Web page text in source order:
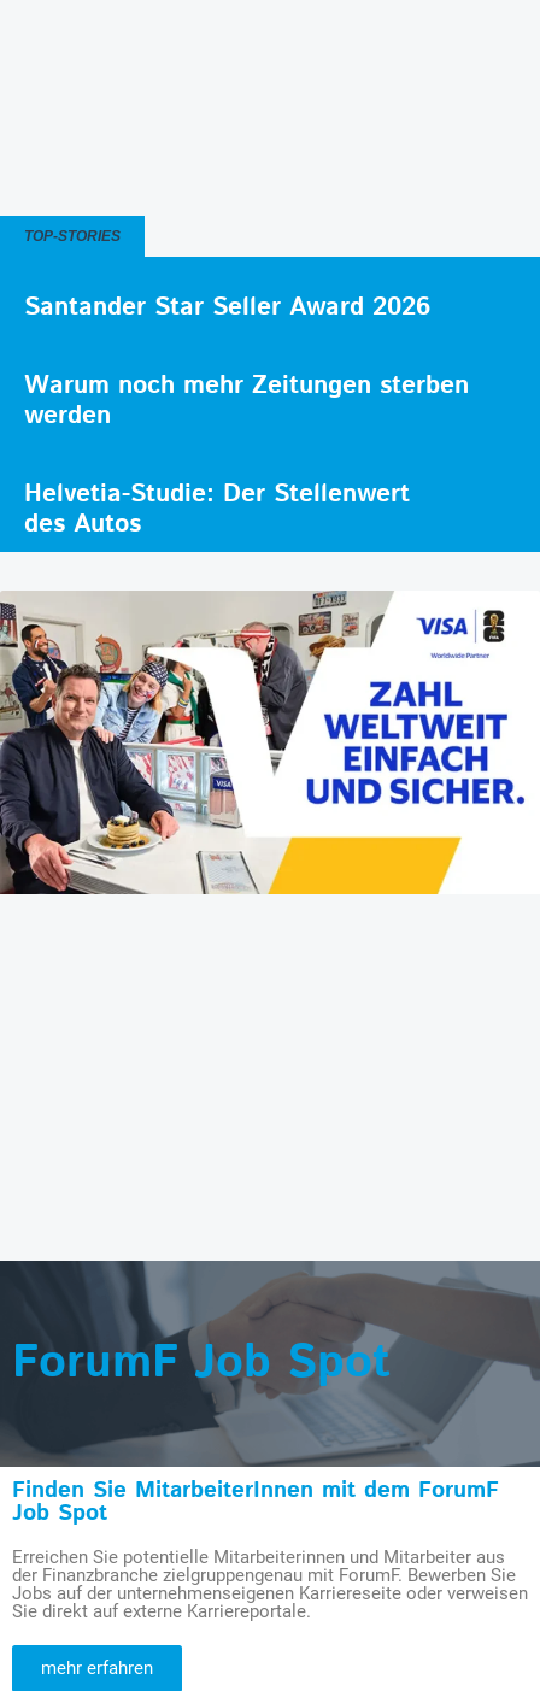
TOP-STORIES
Santander Star Seller Award 2026
Warum noch mehr Zeitungen sterben
werden
Helvetia-Studie: Der Stellenwert
des Autos
ForumF Job Spot
Finden Sie MitarbeiterInnen mit dem ForumF
Job Spot
Erreichen Sie potentielle Mitarbeiterinnen und Mitarbeiter aus
der Finanzbranche zielgruppengenau mit ForumF. Bewerben Sie
Jobs auf der unternehmenseigenen Karriereseite oder verweisen
Sie direkt auf externe Karriereportale.
mehr erfahren